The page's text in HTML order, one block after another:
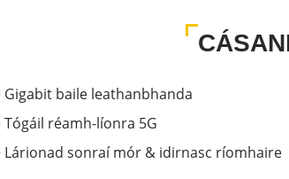
Gigabit baile leathanbhanda
Tógáil réamh-líonra 5G
Lárionad sonraí mór & idirnasc ríomhaire